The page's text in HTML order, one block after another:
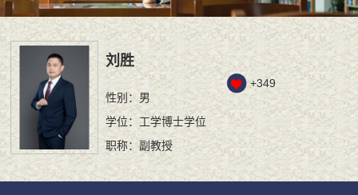
刘胜
性别：男
学位：工学博士学位
职称：副教授
+349